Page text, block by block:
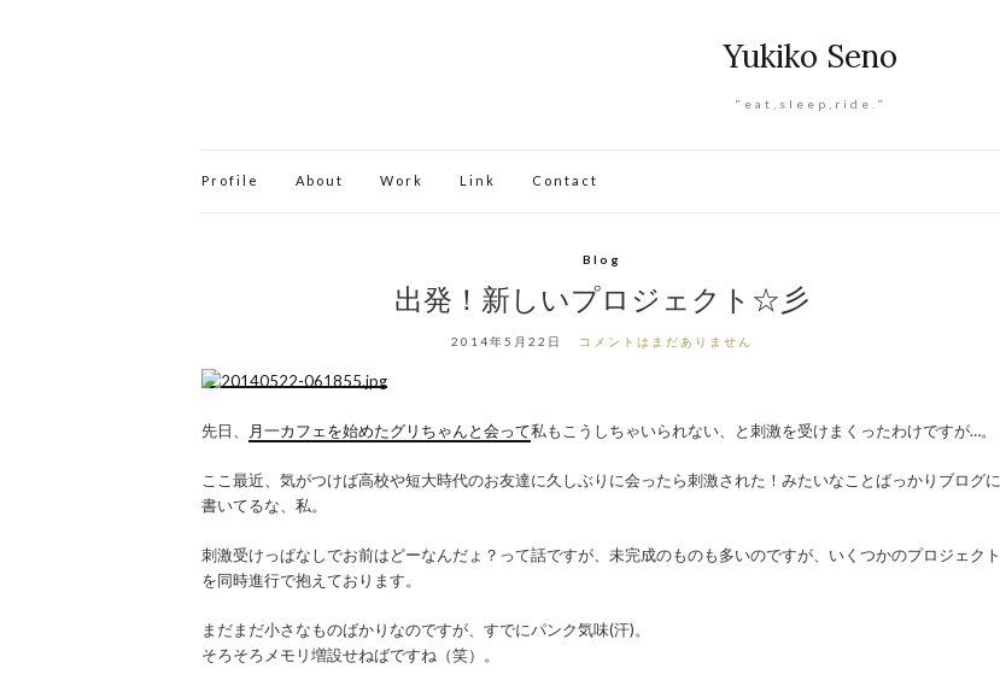
Yukiko Seno
"eat,sleep,ride."
Profile About Work Link Contact
Blog
出発！新しいプロジェクト☆彡
2014年5月22日 コメントはまだありません
先日、 月一カフェを始めたグリちゃんと会って私もこうしちゃいられない、と刺激を受けまくったわけですが…。
ここ最近、気がつけば高校や短大時代のお友達に久しぶりに会ったら刺激された！みたいなことばっかりブログに
書いてるな、私。
刺激受けっぱなしでお前はどーなんだょ？って話ですが、未完成のものも多いのですが、いくつかのプロジェクト
を同時進行で抱えております。
まだまだ小さなものばかりなのですが、すでにパンク気味(汗)。
そろそろメモリ増設せねばですね（笑）。